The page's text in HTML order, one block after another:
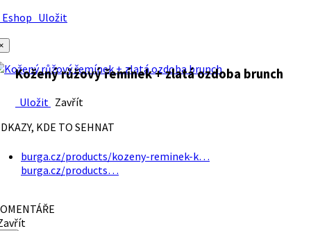
Uložit
Kožený růžový řemínek + zlatá ozdoba brunch
Uložit Zavřít
KDE TO SEHNAT
burga.cz/products/kozeny-reminek-k…
burga.cz/products…